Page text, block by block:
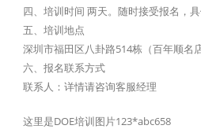
四、培训时间 两天。随时接受报名，具
五、培训地点
深圳市福田区八卦路514栋（百年顺名
六、报名联系方式
联系人：详情请咨询客服经理
这里是DOE培训图片123*abc658